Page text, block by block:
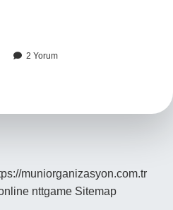
2 Yorum
muniorganizasyon.com.tr
nttgame Sitemap